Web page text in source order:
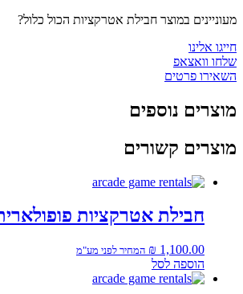
מעוניינים במוצר חבילת אטרקציות הכול כלול?
חייגו אלינו
שלחו וואצאפ
השאירו פרטים
מוצרים נוספים
מוצרים קשורים
חבילת אטרקציות
₪ 1,100.00 המחיר לפני מע"מ
הוספה לסל